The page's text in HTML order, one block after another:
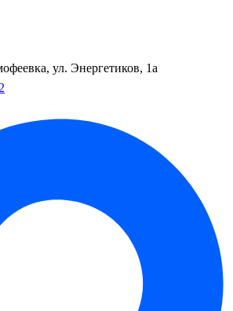
ул. Энергетиков, 1а